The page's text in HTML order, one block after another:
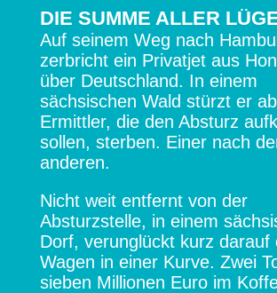
DIE SUMME ALLER
Auf seinem Weg nach
zerbricht ein Privatjet aus
über Deutschland. In einem
sächsischen Wald stürzt er
Ermittler, die den Absturz
sollen, sterben. Einer nach
anderen.
Nicht weit entfernt von der
Absturzstelle, in einem
Dorf, verunglückt kurz darauf
Wagen in einer Kurve. Zwei
sieben Millionen Euro im